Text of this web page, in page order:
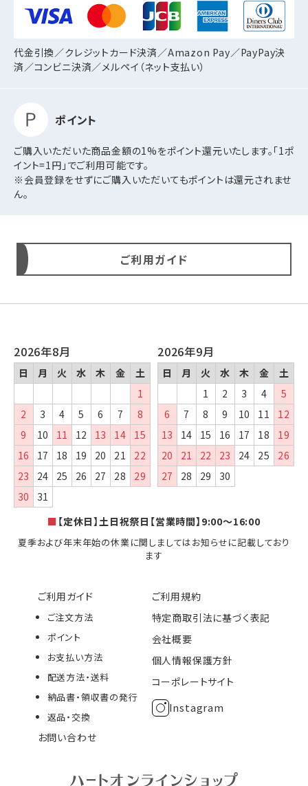
代金引換／クレジットカード決済／Amazon Pay／PayPay決
済／コンビニ決済／メルペイ（ネット支払い）
ポイント
ご購入いただいた商品金額の1%をポイント還元いたします。「1ポ
イント=1円」でご利用可能です。
※会員登録をせずにご購入いただいてもポイントは還元されませ
ん。
ご利用ガイド
ご利用ガイド
ご注文方法
ポイント
お支払い方法
配送方法・送料
納品書・領収書の発行
返品・交換
お問い合わせ
ご利用規約
特定商取引法に基づく表記
会社概要
個人情報保護方針
コーポレートサイト
Instagram
2026年8月
日 月 火 水 木 金
土
1
2
3 4 5 6 7
8
9
10 11 12 13 14
15
16
17 18 19 20 21
22
23
24 25 26 27 28
29
30
31
2026年9月
日 月 火 水 木 金
土
1
2 3 4
5
6
7 8 9 10 11
12
13
14 15 16 17 18
19
20
21 22 23 24 25
26
27
28 29 30
■ 【定休日】土日祝祭日【営業時間】9:00～16:00
夏季および年末年始の休業に関しましてはお知らせに記載しており
ます